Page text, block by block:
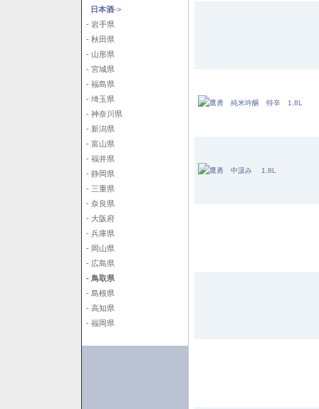
日本酒->
- 岩手県
- 秋田県
- 山形県
- 宮城県
- 福島県
- 埼玉県
- 神奈川県
- 新潟県
- 富山県
- 福井県
- 静岡県
- 三重県
- 奈良県
- 大阪府
- 兵庫県
- 岡山県
- 広島県
- 鳥取県
- 島根県
- 高知県
- 福岡県